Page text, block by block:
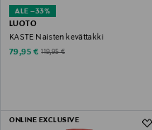
ALE –33%
LUOTO
KASTE Naisten kevättakki
Discounted Price
79,95 € Original Price
119,95 €
ONLINE EXCLUSIVE